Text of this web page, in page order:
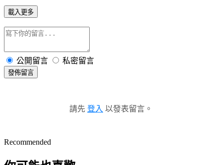
載入更多
公開留言 私密留言
發佈留言
請先 登入 以發表留言。
Recommended